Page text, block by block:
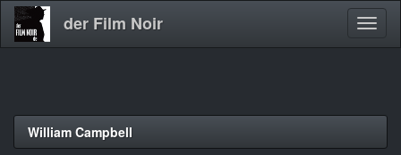
Direkt
der Film Noir
William Campbell